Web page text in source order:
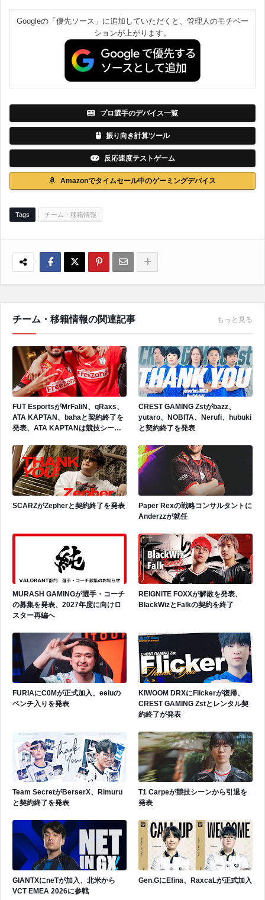
Googleの「優先ソース」に追加していただくと、管理人のモチベー
ションが上がります。
プロ選手のデバイス一覧
振り向き計算ツール
反応速度テストゲーム
Amazonでタイムセール中のゲーミングデバイス
Tags チーム・移籍情報
チーム・移籍情報の関連記事 もっと見る
FUT EsportsがMrFaliN、qRaxs、
ATA KAPTAN、bahaと契約終了を
発表、ATA KAPTANは競技シーン
CREST GAMING Zstがbazz、
yutaro、NOBITA、Nerufi、hubuki
と契約終了を発表
SCARZがZepherと契約終了を発表
Paper Rexの戦略コンサルタントに
Anderzzが就任
MURASH GAMINGが選手・コーチ
の募集を発表、2027年度に向けロ
スター再編へ
REIGNITE FOXXが解散を発表、
BlackWizとFalkの契約を終了
FURIAにC0Mが正式加入、eeiuの
ベンチ入りを発表
KIWOOM DRXにFlickerが復帰、
CREST GAMING Zstとレンタル契
約終了が発表
Team SecretがBerserX、Rimuru
と契約終了を発表
T1 Carpeが競技シーンから引退を
発表
GIANTXにneTが加入、北米から
VCT EMEA 2026に参戦
Gen.GにEfina、RaxcaLが正式加入